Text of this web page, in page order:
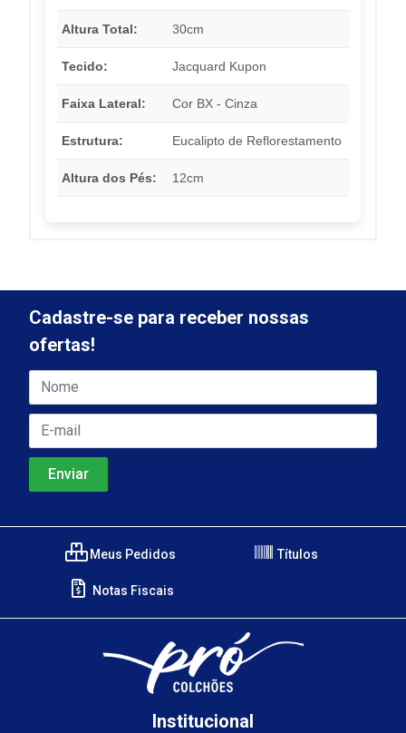
Altura Total: 30cm
Tecido: Jacquard Kupon
Faixa Lateral: Cor BX - Cinza
Estrutura: Eucalipto de Reflorestamento
Altura dos Pés: 12cm
Cadastre-se para receber nossas
ofertas!
Meus Pedidos Títulos
Notas Fiscais
Institucional